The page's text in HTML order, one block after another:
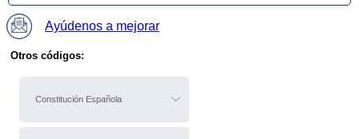
Otros códigos:
Constitución Española
Ayúdenos a mejorar